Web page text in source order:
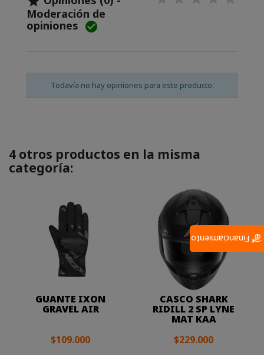
Moderación de
opiniones 
Todavía no hay opiniones para este producto.
4 otros productos en la misma
categoría:
GUANTE IXON
GRAVEL AIR
$109.000
CASCO SHARK
RIDILL 2 SP LYNE
MAT KAA
$229.000
Financiamiento